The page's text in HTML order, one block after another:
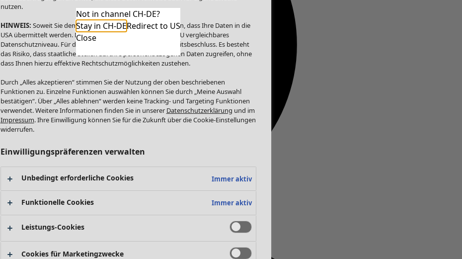
Not in channel CH-DE?
Stay in CH-DERedirect to US
Close
nutzen.
HINWEIS: Soweit Sie dem zustimmen, willigen Sie zugleich ein, dass Ihre Daten in die
USA übermittelt werden. Die USA bietet kein mit dem in der EU vergleichbares
Datenschutzniveau. Für die USA besteht kein Angemessenheitsbeschluss. Es besteht
das Risiko, dass staatliche Stellen auf Ihre personenbezogenen Daten zugreifen, ohne
dass Ihnen hierzu effektive Rechtschutzmöglichkeiten zustehen.
Durch „Alles akzeptieren“ stimmen Sie der Nutzung der oben beschriebenen
Funktionen zu. Einzelne Funktionen auswählen können Sie durch „Meine Auswahl
bestätigen“. Über „Alles ablehnen“ werden keine Tracking- und Targeting Funktionen
verwendet. Weitere Informationen finden Sie in unserer Datenschutzerklärung und im
Impressum. Ihre Einwilligung können Sie für die Zukunft über die Cookie-Einstellungen
widerrufen.
Einwilligungspräferenzen verwalten
Unbedingt erforderliche Cookies Immer aktiv
Funktionelle Cookies Immer aktiv
Leistungs-Cookies
Cookies für Marketingzwecke